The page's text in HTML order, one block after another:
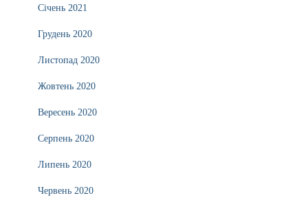
Січень 2021
Грудень 2020
Листопад 2020
Жовтень 2020
Вересень 2020
Серпень 2020
Липень 2020
Червень 2020